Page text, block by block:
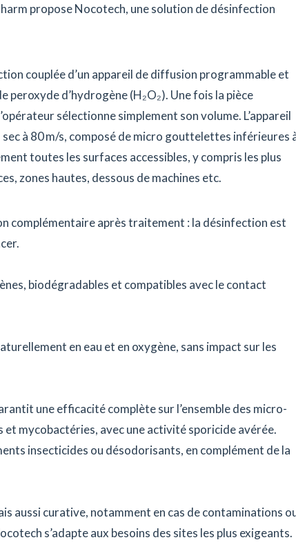
propose Nocotech, une solution de désinfection
couplée d’un appareil de diffusion programmable et
peroxyde d’hydrogène (H₂O₂). Une fois la pièce
sélectionne simplement son volume. L’appareil
à 80 m/s, composé de micro gouttelettes inférieures
toutes les surfaces accessibles, y compris les plus
zones hautes, dessous de machines etc.
complémentaire après traitement : la désinfection est
biodégradables et compatibles avec le contact
en eau et en oxygène, sans impact sur les
une efficacité complète sur l’ensemble des micro-
mycobactéries, avec une activité sporicide avérée.
insecticides ou désodorisants, en complément de la
aussi curative, notamment en cas de contaminations
s’adapte aux besoins des sites les plus exigeants.